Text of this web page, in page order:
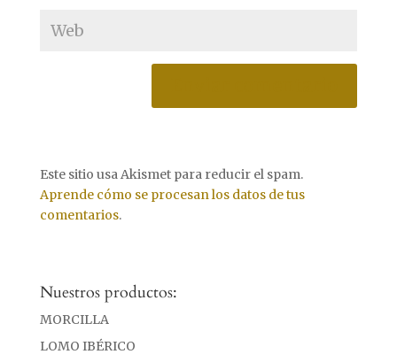
Este sitio usa Akismet para reducir el spam.
Aprende cómo se procesan los datos de tus
comentarios.
Nuestros productos:
MORCILLA
LOMO IBÉRICO